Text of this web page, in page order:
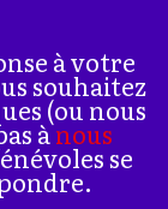
à votre
souhaitez
(ou nous
ànous
se